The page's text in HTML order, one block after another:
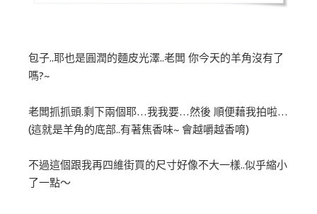
包子..耶也是圓潤的麵皮光澤..老闆 你今天的羊角沒有了
嗎?~
老闆抓抓頭.剩下兩個耶…我我要…然後 順便藉我拍啦…
(這就是羊角的底部..有著焦香味~ 會越嚼越香唷)
不過這個跟我再四維街買的尺寸好像不大一樣..似乎縮小
了一點～